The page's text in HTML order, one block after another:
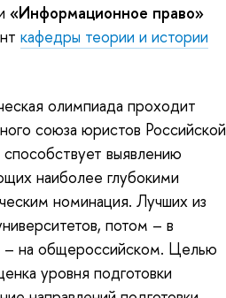
«Информационное право»
кафедры теории и истории
олимпиада проходит
союза юристов Российской
выявлению
наиболее глубокими
номинация. Лучших из
потом – в
– на общероссийском. Целью
уровня подготовки